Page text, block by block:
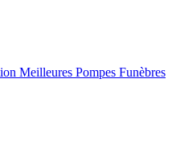
Meilleures Pompes Funèbres